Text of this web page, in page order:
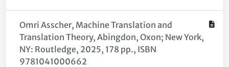
Omri Asscher, Machine Translation and
Translation Theory, Abingdon, Oxon; New York,
NY: Routledge, 2025, 178 pp., ISBN
9781041000662